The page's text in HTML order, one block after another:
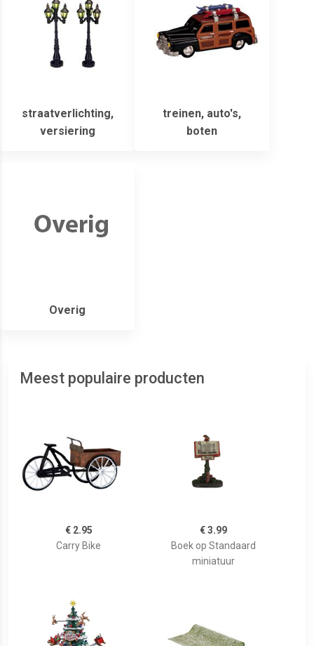
straatverlichting,
versiering
treinen, auto's,
boten
Overig
Meest populaire producten
€ 2.95
Carry Bike
€ 3.99
Boek op Standaard
miniatuur